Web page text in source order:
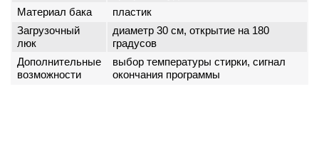
Материал бака
пластик
Загрузочный
люк
диаметр 30 см, открытие на 180
градусов
Дополнительные
возможности
выбор температуры стирки, сигнал
окончания программы